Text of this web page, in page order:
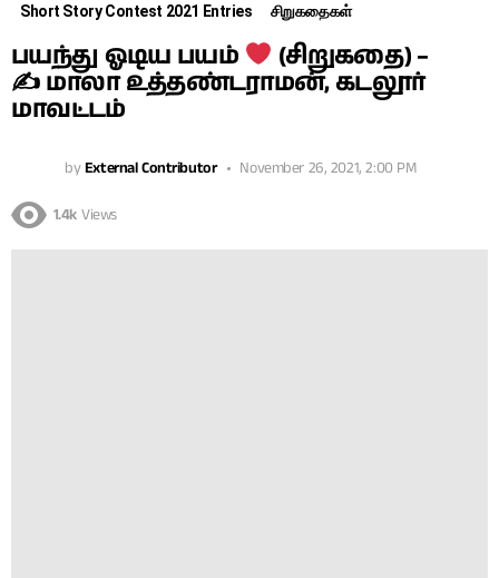
Short Story Contest 2021 Entries சிறுகதைகள்
பயந்து ஓடிய பயம் (சிறுகதை) –
✍ மாலா உத்தண்டராமன், கடலூர்
மாவட்டம்
byExternal Contributor November 26, 2021, 2:00 PM
1.4k Views